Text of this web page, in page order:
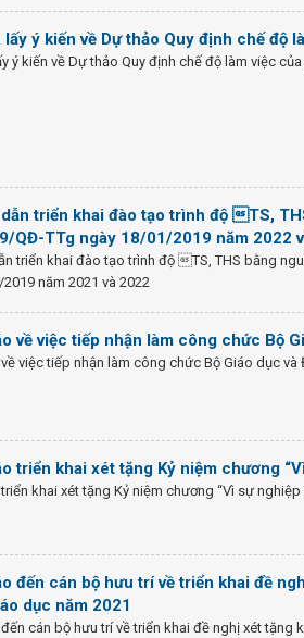
lấy ý kiến về Dự thảo Quy định chế độ
ý kiến về Dự thảo Quy định chế độ làm việc
triển khai đào tạo trình độ TS,
QĐ-TTg ngày 18/01/2019 năm 2022
khai đào tạo trình độ TS, THS bằng
năm 2021 và 2022
về việc tiếp nhận làm công chức Bộ
việc tiếp nhận làm công chức Bộ Giáo dục và
triển khai xét tặng Kỷ niệm chương
khai xét tặng Kỷ niệm chương “Vì sự nghiệp
đến cán bộ hưu trí về triển khai đề
dục năm 2021
cán bộ hưu trí về triển khai đề nghị xét tặng